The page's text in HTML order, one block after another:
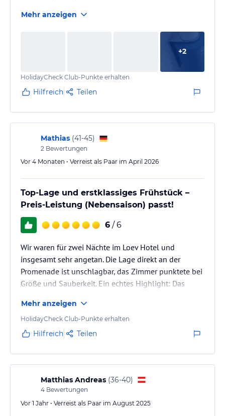
Hotel ist TOPP. Das Frühstück im Lotta war sehr gut.
Wir haben nichts vermisst. Das man allerdings zu
zweit keinen Tisch ( normalen ) bekommt, weil alle
für eventuell Gruppe 5 Personen reserviert sind, ist
und…
Mehr anzeigen
+2
HolidayCheck Club-Punkte erhalten
Hilfreich Teilen
Mathias (41-45)
2 Bewertungen
Vor 4 Monaten • Verreist als Paar im April 2026
Top-Lage und erstklassiges Frühstück –
Preis-Leistung (Nebensaison) passt!
6 / 6
Wir waren für zwei Nächte im Loev Hotel und
insgesamt sehr angetan. Die Lage direkt an der
Promenade ist unschlagbar, das Zimmer punktete bei
Größe und Sauberkeit. Ein echtes Highlight: Das
außergewöhnlich!
In der Nebensaison stimmt das Preis-Leistungs-
restlichen Spa-Bereich gibt es aber Luft nach oben
(Dampfsauna zu schwach, kein separater Ruheraum).
Der Parkplatz schlägt mit 17 € zu Buche und liegt ca.
400 m Fußweg…
Mehr anzeigen
HolidayCheck Club-Punkte erhalten
Hilfreich Teilen
Matthias Andreas (36-40)
4 Bewertungen
Vor 1 Jahr • Verreist als Paar im August 2025